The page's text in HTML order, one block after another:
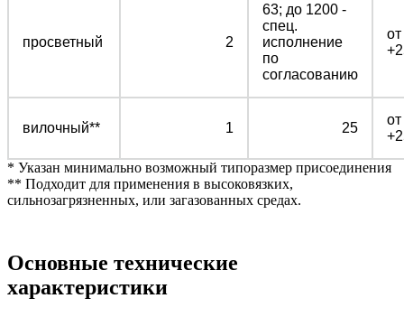
просветный 2
63; до 1200 -
спец.
исполнение
по
согласованию
вилочный** 1 25
* Указан минимально возможный типоразмер присоединения
** Подходит для применения в высоковязких,
сильнозагрязненных, или загазованных средах.
Основные технические
характеристики